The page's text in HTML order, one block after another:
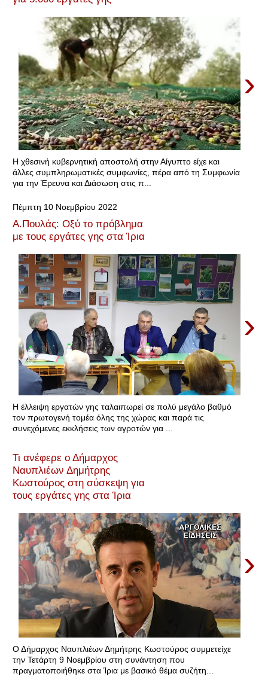
›
Η χθεσινή κυβερνητική αποστολή στην Αίγυπτο είχε και
άλλες συμπληρωματικές συμφωνίες, πέρα από τη Συμφωνία
για την Έρευνα και Διάσωση στις π...
Πέμπτη 10 Νοεμβρίου 2022
Α.Πουλάς: Οξύ το πρόβλημα
με τους εργάτες γης στα Ίρια
›
Η έλλειψη εργατών γης ταλαιπωρεί σε πολύ μεγάλο βαθμό
τον πρωτογενή τομέα όλης της χώρας και παρά τις
συνεχόμενες εκκλήσεις των αγροτών για ...
Τι ανέφερε ο Δήμαρχος
Ναυπλιέων Δημήτρης
Κωστούρος στη σύσκεψη για
τους εργάτες γης στα Ίρια
›
Ο Δήμαρχος Ναυπλιέων Δημήτρης Κωστούρος συμμετείχε
την Τετάρτη 9 Νοεμβρίου στη συνάντηση που
πραγματοποιήθηκε στα Ίρια με βασικό θέμα συζήτη...